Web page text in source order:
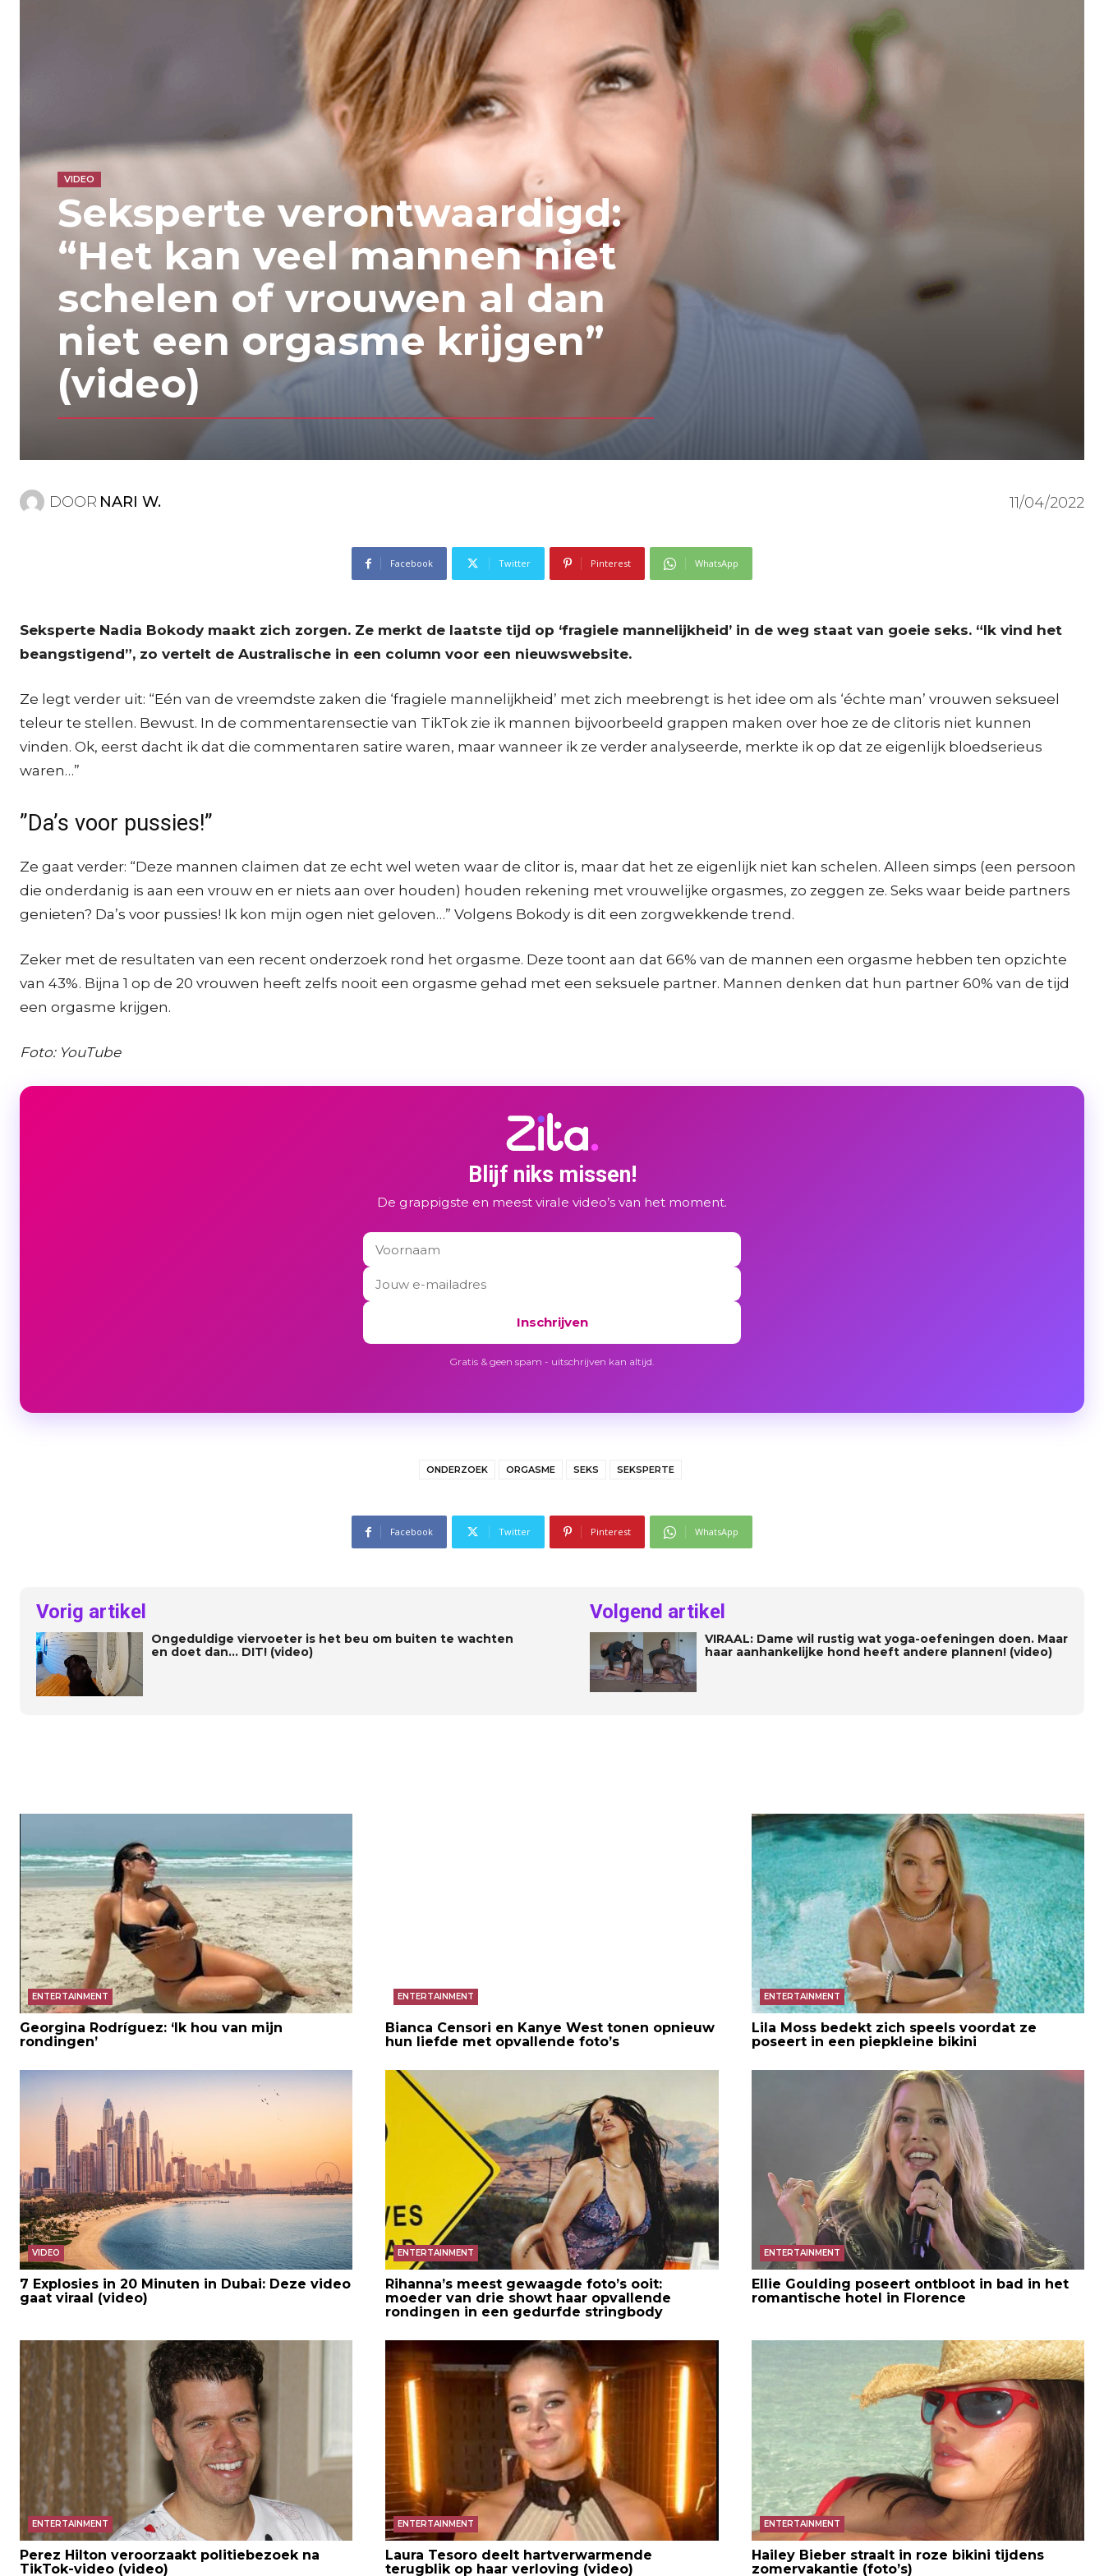
VIDEO
Seksperte verontwaardigd:
“Het kan veel mannen niet
schelen of vrouwen al dan
niet een orgasme krijgen”
(video)
DOOR NARI W. 11/04/2022
Facebook Twitter Pinterest WhatsApp
Seksperte Nadia Bokody maakt zich zorgen. Ze merkt de laatste tijd op ‘fragiele mannelijkheid’ in de weg staat van goeie seks. “Ik vind het
beangstigend”, zo vertelt de Australische in een column voor een nieuwswebsite.
Ze legt verder uit: “Eén van de vreemdste zaken die ‘fragiele mannelijkheid’ met zich meebrengt is het idee om als ‘échte man’ vrouwen seksueel
teleur te stellen. Bewust. In de commentarensectie van TikTok zie ik mannen bijvoorbeeld grappen maken over hoe ze de clitoris niet kunnen
vinden. Ok, eerst dacht ik dat die commentaren satire waren, maar wanneer ik ze verder analyseerde, merkte ik op dat ze eigenlijk bloedserieus
waren…”
”Da’s voor pussies!”
Ze gaat verder: “Deze mannen claimen dat ze echt wel weten waar de clitor is, maar dat het ze eigenlijk niet kan schelen. Alleen simps (een persoon
die onderdanig is aan een vrouw en er niets aan over houden) houden rekening met vrouwelijke orgasmes, zo zeggen ze. Seks waar beide partners
genieten? Da’s voor pussies! Ik kon mijn ogen niet geloven…” Volgens Bokody is dit een zorgwekkende trend.
Zeker met de resultaten van een recent onderzoek rond het orgasme. Deze toont aan dat 66% van de mannen een orgasme hebben ten opzichte
van 43%. Bijna 1 op de 20 vrouwen heeft zelfs nooit een orgasme gehad met een seksuele partner. Mannen denken dat hun partner 60% van de tijd
een orgasme krijgen.
Foto: YouTube
Blijf niks missen!
De grappigste en meest virale video’s van het moment.
Inschrijven
Gratis & geen spam - uitschrijven kan altijd.
ONDERZOEK ORGASME SEKS SEKSPERTE
Facebook Twitter Pinterest WhatsApp
Vorig artikel
Ongeduldige viervoeter is het beu om buiten te wachten
en doet dan… DIT! (video)
Volgend artikel
VIRAAL: Dame wil rustig wat yoga-oefeningen doen. Maar
haar aanhankelijke hond heeft andere plannen! (video)
ENTERTAINMENT
Georgina Rodríguez: ‘Ik hou van mijn
rondingen’
ENTERTAINMENT
Bianca Censori en Kanye West tonen opnieuw
hun liefde met opvallende foto’s
ENTERTAINMENT
Lila Moss bedekt zich speels voordat ze
poseert in een piepkleine bikini
VIDEO
7 Explosies in 20 Minuten in Dubai: Deze video
gaat viraal (video)
ENTERTAINMENT
Rihanna’s meest gewaagde foto’s ooit:
moeder van drie showt haar opvallende
rondingen in een gedurfde stringbody
ENTERTAINMENT
Ellie Goulding poseert ontbloot in bad in het
romantische hotel in Florence
ENTERTAINMENT
Perez Hilton veroorzaakt politiebezoek na
TikTok-video (video)
ENTERTAINMENT
Laura Tesoro deelt hartverwarmende
terugblik op haar verloving (video)
ENTERTAINMENT
Hailey Bieber straalt in roze bikini tijdens
zomervakantie (foto’s)